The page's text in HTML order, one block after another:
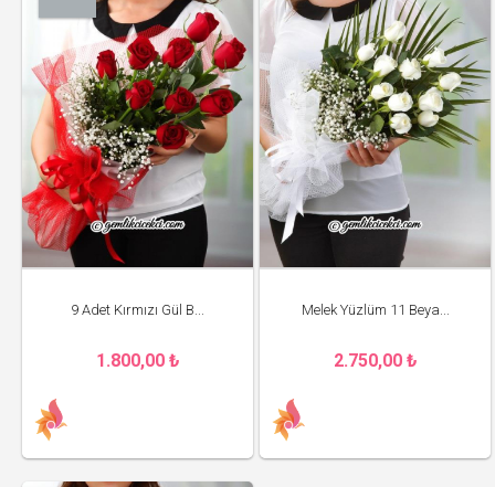
9 Adet Kırmızı Gül B...
1.800,00 ₺
Melek Yüzlüm 11 Beya...
2.750,00 ₺